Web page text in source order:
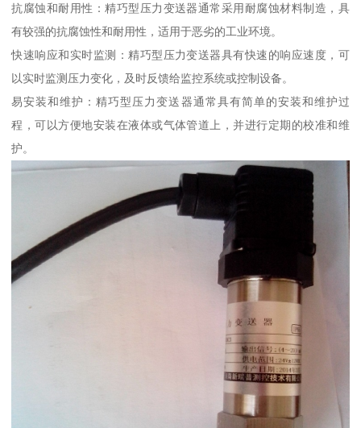
抗腐蚀和耐用性：精巧型压力变送器通常采用耐腐蚀材料制造，具
有较强的抗腐蚀性和耐用性，适用于恶劣的工业环境。
快速响应和实时监测：精巧型压力变送器具有快速的响应速度，可
以实时监测压力变化，及时反馈给监控系统或控制设备。
易安装和维护：精巧型压力变送器通常具有简单的安装和维护过
程，可以方便地安装在液体或气体管道上，并进行定期的校准和维
护。